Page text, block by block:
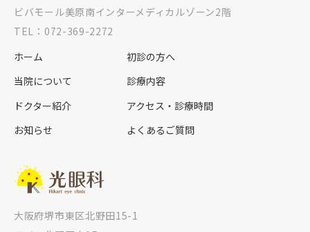
ビバモール美原南インターメディカルゾーン2階
TEL：072-369-2272
ホーム
初診の方へ
当院について
診療内容
ドクター紹介
アクセス・診療時間
お知らせ
よくあるご質問
大阪府堺市東区北野田15-1